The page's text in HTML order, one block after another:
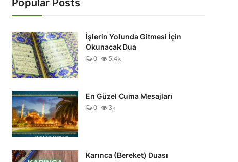
Popular Posts
İşlerin Yolunda Gitmesi İçin
Okunacak Dua
0
5.4k
En Güzel Cuma Mesajları
0
3k
Karınca (Bereket) Duası